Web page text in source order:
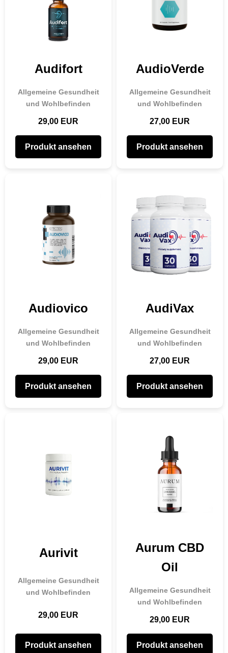
Audifort
Allgemeine Gesundheit
und Wohlbefinden
29,00 EUR
Produkt ansehen
AudioVerde
Allgemeine Gesundheit
und Wohlbefinden
27,00 EUR
Produkt ansehen
Audiovico
Allgemeine Gesundheit
und Wohlbefinden
29,00 EUR
Produkt ansehen
AudiVax
Allgemeine Gesundheit
und Wohlbefinden
27,00 EUR
Produkt ansehen
Aurivit
Allgemeine Gesundheit
und Wohlbefinden
29,00 EUR
Produkt ansehen
Aurum CBD
Oil
Allgemeine Gesundheit
und Wohlbefinden
29,00 EUR
Produkt ansehen